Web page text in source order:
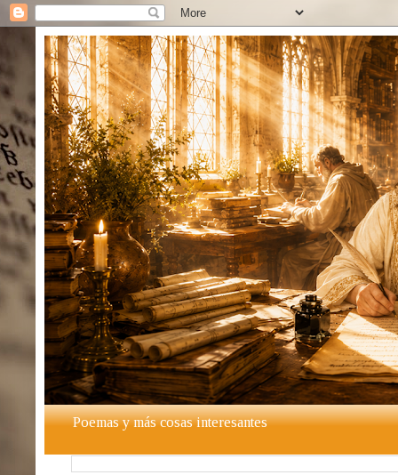
Poemas y más cosas interesantes